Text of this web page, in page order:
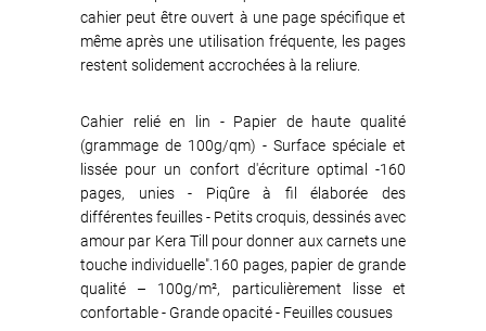
cahier peut être ouvert à une page spécifique et
même après une utilisation fréquente, les pages
restent solidement accrochées à la reliure.
Cahier relié en lin - Papier de haute qualité
(grammage de 100g/qm) - Surface spéciale et
lissée pour un confort d'écriture optimal -160
pages, unies - Piqûre à fil élaborée des
différentes feuilles - Petits croquis, dessinés avec
amour par Kera Till pour donner aux carnets une
touche individuelle".160 pages, papier de grande
qualité – 100g/m², particulièrement lisse et
confortable - Grande opacité - Feuilles cousues